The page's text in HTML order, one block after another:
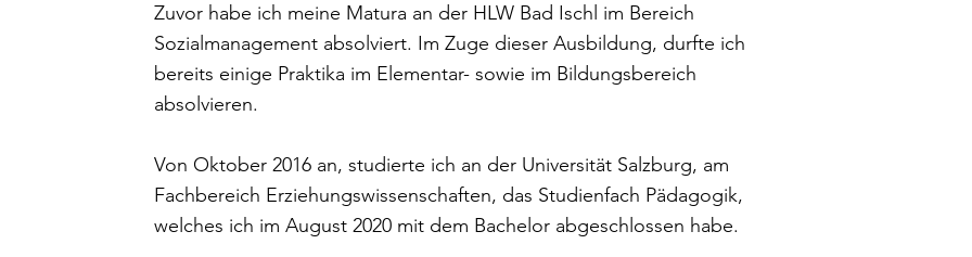
Zuvor habe ich meine Matura an der HLW Bad Ischl im Bereich
Sozialmanagement absolviert. Im Zuge dieser Ausbildung, durfte ich
bereits einige Praktika im Elementar- sowie im Bildungsbereich
absolvieren.
Von Oktober 2016 an, studierte ich an der Universität Salzburg, am
Fachbereich Erziehungswissenschaften, das Studienfach Pädagogik,
welches ich im August 2020 mit dem Bachelor abgeschlossen habe.